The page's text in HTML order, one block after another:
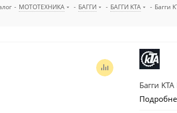
- МОТОТЕХНИКА - БАГГИ - БАГГИ KTA - Багги
Багги KTA